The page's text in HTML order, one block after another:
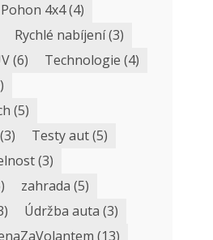
Pohon 4x4(4)
Rychlé nabíjení(3)
(6) Technologie (4)
(5)
(3) Testy aut(5)
(3)
zahrada (5)
Údržba auta (3)
(13)